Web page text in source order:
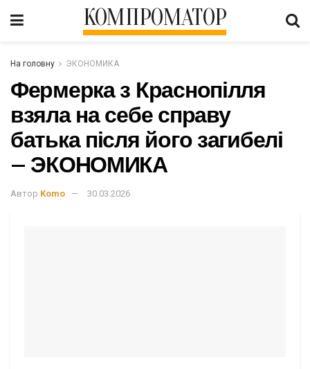
КОМПРОМАТОР
На головну ЭКОНОМИКА
Фермерка з Краснопілля
взяла на себе справу
батька після його загибелі
– ЭКОНОМИКА
Автор Komo 30.03.2026